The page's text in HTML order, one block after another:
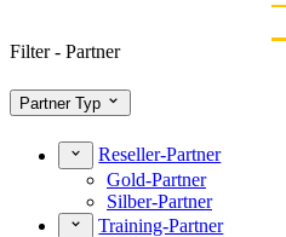
Filter - Partner
Partner Typ
Reseller-Partner
Gold-Partner
Silber-Partner
Training-Partner